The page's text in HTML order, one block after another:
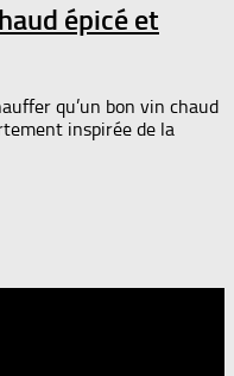
épicé et
qu’un bon vin chaud
inspirée de la